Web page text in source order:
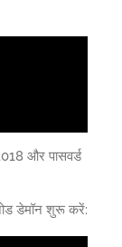
और पासवर्ड
डेमॉन शुरू करें: